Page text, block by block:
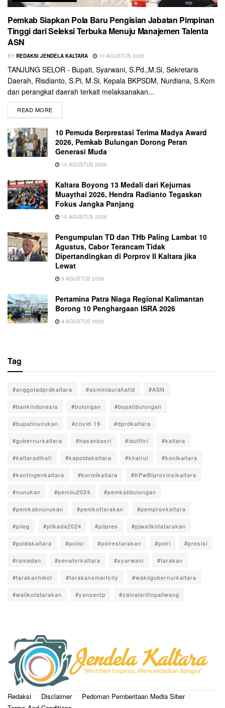
Pemkab Siapkan Pola Baru Pengisian Jabatan Pimpinan
Tinggi dari Seleksi Terbuka Menuju Manajemen Talenta
ASN
BY REDAKSI JENDELA KALTARA 10 AGUSTUS 2026
TANJUNG SELOR - Bupati, Syarwani, S.Pd.,M.Si, Sekretaris
Daerah, Risdianto, S.Pi, M.Si, Kepala BKPSDM, Nurdiana, S.Kom
dan perangkat daerah terkait melaksanakan...
READ MORE
10 Pemuda Berprestasi Terima Madya Award
2026, Pemkab Bulungan Dorong Peran
Generasi Muda
10 AGUSTUS 2026
Kaltara Boyong 13 Medali dari Kejurnas
Muaythai 2026, Hendra Radianto Tegaskan
Fokus Jangka Panjang
10 AGUSTUS 2026
Pengumpulan TD dan THb Paling Lambat 10
Agustus, Cabor Terancam Tidak
Dipertandingkan di Porprov II Kaltara jika
Lewat
9 AGUSTUS 2026
Pertamina Patra Niaga Regional Kalimantan
Borong 10 Penghargaan ISRA 2026
9 AGUSTUS 2026
Tag
#anggotadprdkaltara #asminlaurahafid #ASN
#bankindonesia #bulungan #bupatibulungan
#bupatinunukan #covid-19 #dprdkaltara
#gubernurkaltara #hasanbasri #idulfitri #kaltara
#kaltaradihati #kapoldakaltara #khairul #konikaltara
#kontingenkaltara #kormikaltara #KPwBIprovinsikaltara
#nunukan #pemilu2024 #pemkabbulungan
#pemkabnunukan #pemkottarakan #pemprovkaltara
#pileg #pilkada2024 #pilpres #pjwalikotatarakan
#poldakaltara #polisi #polrestarakan #polri #presisi
#ramadan #senatorkaltara #syarwani #tarakan
#tarakanhibot #tarakansmartcity #wakilgubernurkaltara
#walikotatarakan #yansentp #zainalarifinpaliwang
Redaksi Disclaimer
Pedoman Pemberitaan Media Siber